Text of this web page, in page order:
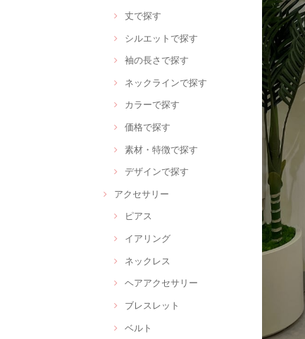
丈で探す
シルエットで探す
袖の長さで探す
ネックラインで探す
カラーで探す
価格で探す
素材・特徴で探す
デザインで探す
アクセサリー
ピアス
イアリング
ネックレス
ヘアアクセサリー
ブレスレット
ベルト